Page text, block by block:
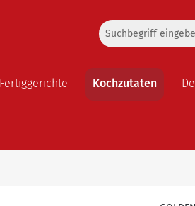
Fertiggerichte Kochzutaten